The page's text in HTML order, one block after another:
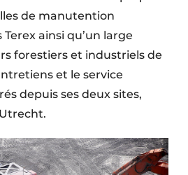
de manutention
ainsi qu’un large
forestiers et industriels de
et le service
depuis ses deux sites,